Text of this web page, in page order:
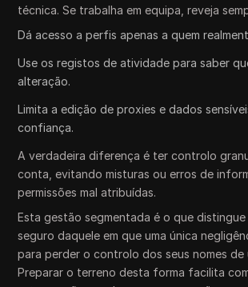
técnica. Se trabalha em equipa, reveja
Dá acesso a perfis apenas a quem
Use os registos de atividade para saber
alteração.
Limita a edição de proxies e dados
confiança.
A verdadeira diferença é ter controlo
conta, evitando misturas ou erros de
permissões mal atribuídas.
Esta gestão segmentada é o que distingue
seguro daquele em que uma única
para perder o controlo dos seus nomes de
Preparar o terreno desta forma facilita